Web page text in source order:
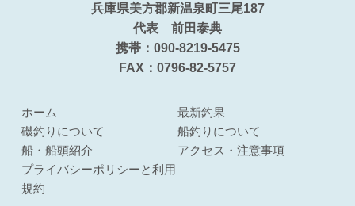
兵庫県美方郡新温泉町三尾187
代表 前田泰典
携帯：090-8219-5475
FAX：0796-82-5757
ホーム
最新釣果
磯釣りについて
船釣りについて
船・船頭紹介
アクセス・注意事項
プライバシーポリシーと利用
規約